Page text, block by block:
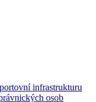
infrastrukturu
osob